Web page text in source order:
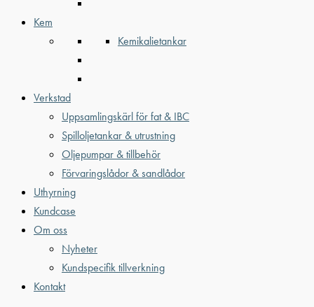
Kem
Kemikalietankar
Verkstad
Uppsamlingskärl för fat & IBC
Spilloljetankar & utrustning
Oljepumpar & tillbehör
Förvaringslådor & sandlådor
Uthyrning
Kundcase
Om oss
Nyheter
Kundspecifik tillverkning
Kontakt